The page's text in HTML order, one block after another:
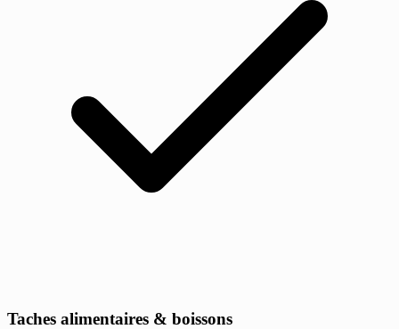
Taches alimentaires & boissons